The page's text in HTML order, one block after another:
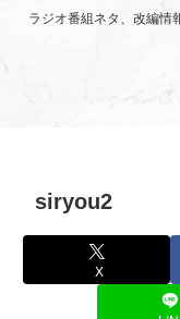
ラジオ番組ネタ、改編情
siryou2
X